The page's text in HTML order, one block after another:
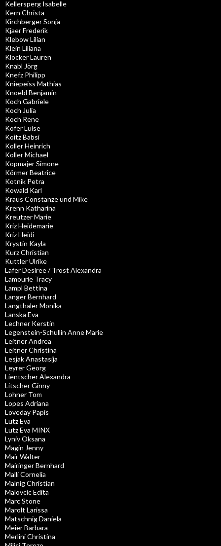
Kellersperg Isabelle
Kern Christa
Kirchberger Sonja
Kjaer Frederik
Klebow Lilian
Klein Liliana
Klocker Lauren
Knabl Jörg
Knefz Philipp
Kniepeiss Mathias
Knoebl Benjamin
Koch Gabriele
Koch Julia
Koch Rene
Köfer Luise
Koitz Babsi
Koller Heinrich
Koller Michael
Kopmajer Simone
Körmer Beatrice
Kotnik Petra
Kowald Karl
Kraus Constanze und Mike
Krenn Katharina
Kreutzer Marie
Kriz Heidemarie
Kriz Heidi
Krystin Kayla
Kurz Christian
Kuttler Ulrike
Lafer Desiree / Trost Alexandra
Lamourie Tracy
Lampl Bettina
Langer Bernhard
Langthaler Monika
Lanska Eva
Lechner Kerstin
Legenstein-Schullin Anne Marie
Leitner Andrea
Leitner Christina
Lesjak Anastasija
Leyrer Georg
Lientscher Alexandra
Litscher Ginny
Lohner Tom
Lopes Adriana
Loveday Papis
Lutz Eva
Lutz Eva MINX
Lyniv Oksana
Magin Jenny
Mair Walter
Mairinger Bernhard
Malli Cornelia
Malnig Christian
Malovcic Edita
Marc Stone
Marolt Larissa
Matschnig Daniela
Meier Barbara
Merlini Christina